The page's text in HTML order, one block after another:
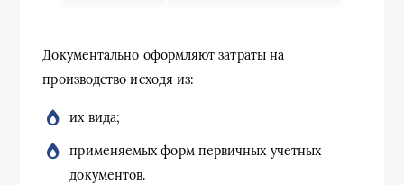
Документально оформляют затраты на
производство исходя из:
их вида;
применяемых форм первичных учетных
документов.